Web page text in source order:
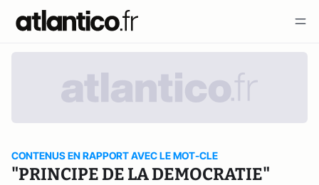
CONTENUS EN RAPPORT AVEC LE MOT-CLE
"PRINCIPE DE LA DEMOCRATIE"